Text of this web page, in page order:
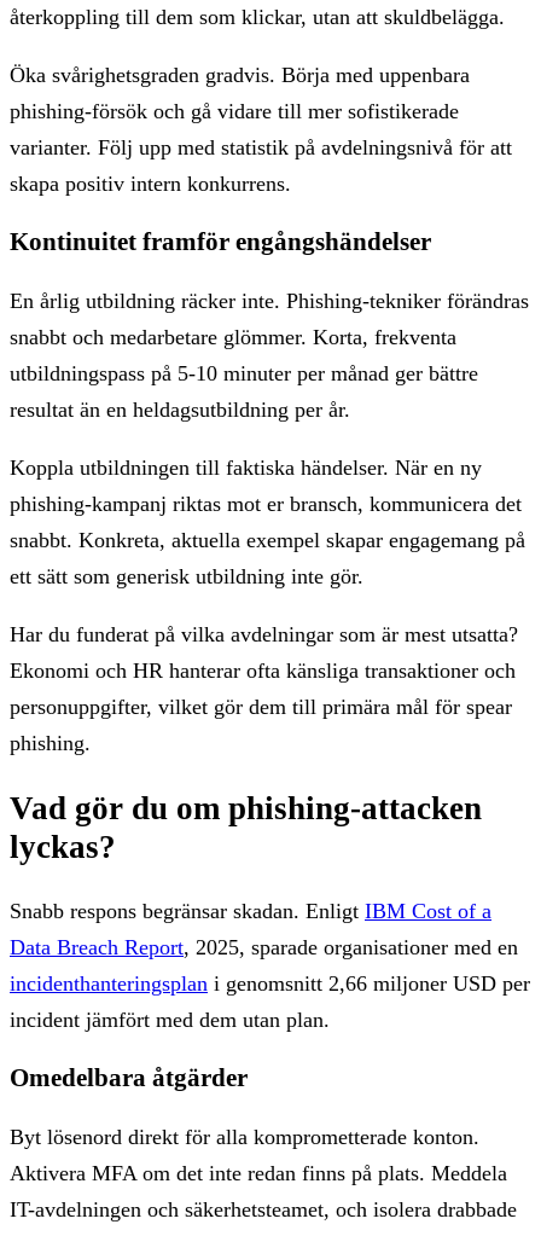
återkoppling till dem som klickar, utan att skuldbelägga.
Öka svårighetsgraden gradvis. Börja med uppenbara
phishing-försök och gå vidare till mer sofistikerade
varianter. Följ upp med statistik på avdelningsnivå för att
skapa positiv intern konkurrens.
Kontinuitet framför engångshändelser
En årlig utbildning räcker inte. Phishing-tekniker förändras
snabbt och medarbetare glömmer. Korta, frekventa
utbildningspass på 5-10 minuter per månad ger bättre
resultat än en heldagsutbildning per år.
Koppla utbildningen till faktiska händelser. När en ny
phishing-kampanj riktas mot er bransch, kommunicera det
snabbt. Konkreta, aktuella exempel skapar engagemang på
ett sätt som generisk utbildning inte gör.
Har du funderat på vilka avdelningar som är mest utsatta?
Ekonomi och HR hanterar ofta känsliga transaktioner och
personuppgifter, vilket gör dem till primära mål för spear
phishing.
Vad gör du om phishing-attacken
lyckas?
Snabb respons begränsar skadan. Enligt IBM Cost of a
Data Breach Report, 2025, sparade organisationer med en
incidenthanteringsplan i genomsnitt 2,66 miljoner USD per
incident jämfört med dem utan plan.
Omedelbara åtgärder
Byt lösenord direkt för alla komprometterade konton.
Aktivera MFA om det inte redan finns på plats. Meddela
IT-avdelningen och säkerhetsteamet, och isolera drabbade